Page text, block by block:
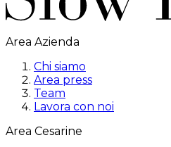
Area Azienda
Chi siamo
Area press
Team
Lavora con noi
Area Cesarine